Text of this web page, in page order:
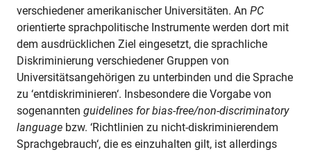
verschiedener amerikanischer Universitäten. An PC
orientierte sprachpolitische Instrumente werden dort mit
dem ausdrücklichen Ziel eingesetzt, die sprachliche
Diskriminierung verschiedener Gruppen von
Universitätsangehörigen zu unterbinden und die Sprache
zu ‘entdiskriminieren‘. Insbesondere die Vorgabe von
sogenannten guidelines for bias-free/non-discriminatory
language bzw. ‘Richtlinien zu nicht-diskriminierendem
Sprachgebrauch‘, die es einzuhalten gilt, ist allerdings